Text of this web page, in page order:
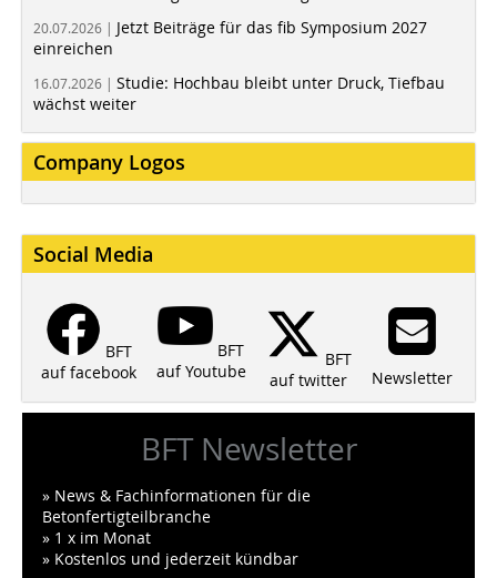
20.07.2026 | Jetzt Beiträge für das fib Symposium 2027
einreichen
16.07.2026 | Studie: Hochbau bleibt unter Druck, Tiefbau
wächst weiter
Company Logos
Social Media
BFT
auf facebook
BFT
auf Youtube
BFT
auf twitter
Newsletter
BFT Newsletter
» News & Fachinformationen für die
Betonfertigteilbranche
» 1 x im Monat
» Kostenlos und jederzeit kündbar